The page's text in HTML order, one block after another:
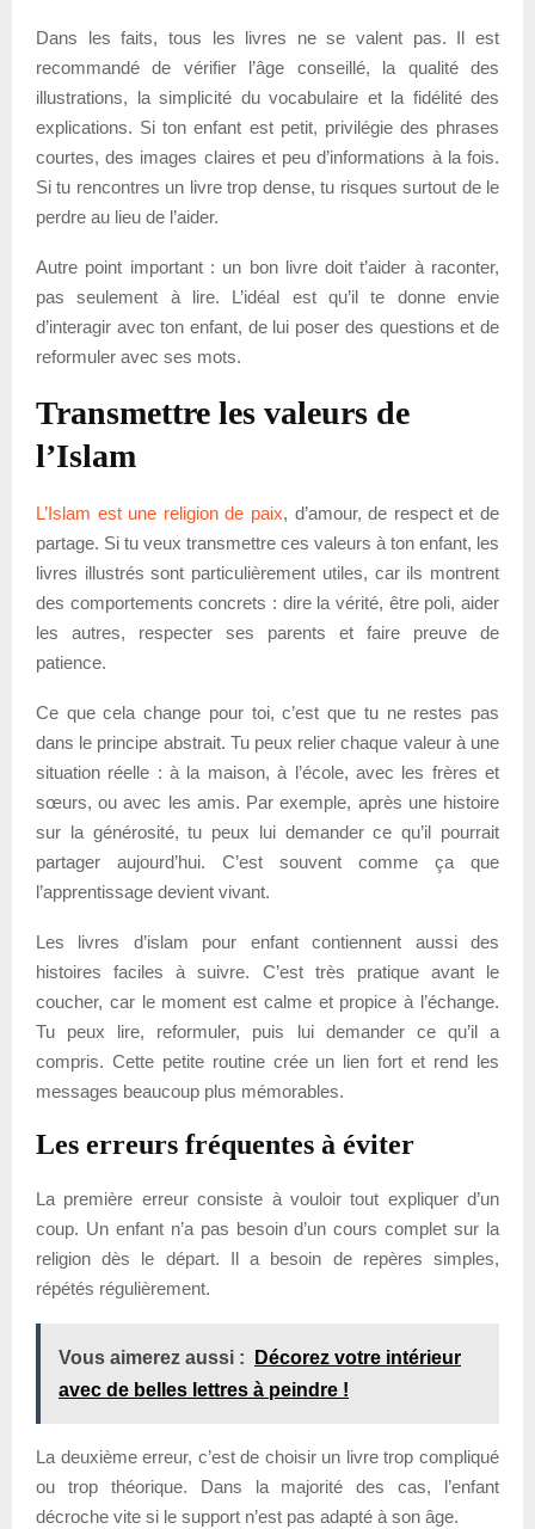
Dans les faits, tous les livres ne se valent pas. Il est
recommandé de vérifier l’âge conseillé, la qualité des
illustrations, la simplicité du vocabulaire et la fidélité des
explications. Si ton enfant est petit, privilégie des phrases
courtes, des images claires et peu d’informations à la fois.
Si tu rencontres un livre trop dense, tu risques surtout de le
perdre au lieu de l’aider.
Autre point important : un bon livre doit t’aider à raconter,
pas seulement à lire. L’idéal est qu’il te donne envie
d’interagir avec ton enfant, de lui poser des questions et de
reformuler avec ses mots.
Transmettre les valeurs de
l’Islam
L’Islam est une religion de paix, d’amour, de respect et de
partage. Si tu veux transmettre ces valeurs à ton enfant, les
livres illustrés sont particulièrement utiles, car ils montrent
des comportements concrets : dire la vérité, être poli, aider
les autres, respecter ses parents et faire preuve de
patience.
Ce que cela change pour toi, c’est que tu ne restes pas
dans le principe abstrait. Tu peux relier chaque valeur à une
situation réelle : à la maison, à l’école, avec les frères et
sœurs, ou avec les amis. Par exemple, après une histoire
sur la générosité, tu peux lui demander ce qu’il pourrait
partager aujourd’hui. C’est souvent comme ça que
l’apprentissage devient vivant.
Les livres d’islam pour enfant contiennent aussi des
histoires faciles à suivre. C’est très pratique avant le
coucher, car le moment est calme et propice à l’échange.
Tu peux lire, reformuler, puis lui demander ce qu’il a
compris. Cette petite routine crée un lien fort et rend les
messages beaucoup plus mémorables.
Les erreurs fréquentes à éviter
La première erreur consiste à vouloir tout expliquer d’un
coup. Un enfant n’a pas besoin d’un cours complet sur la
religion dès le départ. Il a besoin de repères simples,
répétés régulièrement.
Vous aimerez aussi :
Décorez votre intérieur
avec de belles lettres à peindre !
La deuxième erreur, c’est de choisir un livre trop compliqué
ou trop théorique. Dans la majorité des cas, l’enfant
décroche vite si le support n’est pas adapté à son âge.